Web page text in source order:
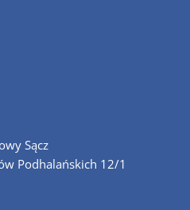
Sącz
Podhalańskich 12/1